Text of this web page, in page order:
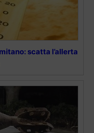
scatta l’allerta